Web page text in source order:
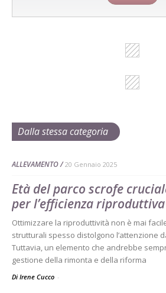
Dalla stessa categoria
ALLEVAMENTO 20 Gennaio 2025
Età del parco scrofe
per l’efficienza riproduttiva
Ottimizzare la riproduttività non è mai
strutturali spesso distolgono l’attenzione
Tuttavia, un elemento che andrebbe
gestione della rimonta e della riforma
Di Irene Cucco -